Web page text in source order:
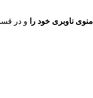
منوی ناوبری خود را و در